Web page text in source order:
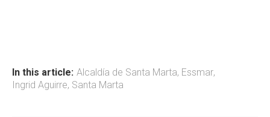
ok p
p
tir
In this article: Alcaldía de Santa Marta, Essmar,
Ingrid Aguirre, Santa Marta